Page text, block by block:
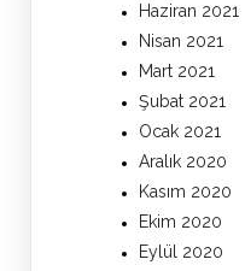
Haziran 2021
Nisan 2021
Mart 2021
Şubat 2021
Ocak 2021
Aralık 2020
Kasım 2020
Ekim 2020
Eylül 2020